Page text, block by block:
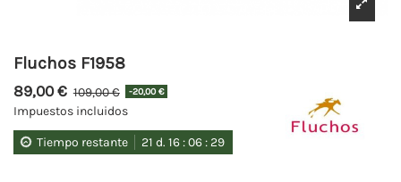
Fluchos F1958
89,00 € 109,00 € -20,00 €
Impuestos incluidos
Tiempo restante 21 d. 16 :06 : 29